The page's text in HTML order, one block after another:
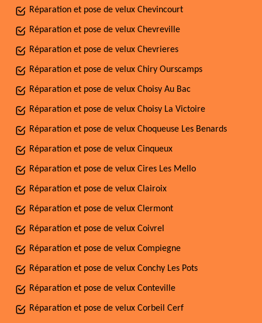
Réparation et pose de velux Chevincourt
Réparation et pose de velux Chevreville
Réparation et pose de velux Chevrieres
Réparation et pose de velux Chiry Ourscamps
Réparation et pose de velux Choisy Au Bac
Réparation et pose de velux Choisy La Victoire
Réparation et pose de velux Choqueuse Les Benards
Réparation et pose de velux Cinqueux
Réparation et pose de velux Cires Les Mello
Réparation et pose de velux Clairoix
Réparation et pose de velux Clermont
Réparation et pose de velux Coivrel
Réparation et pose de velux Compiegne
Réparation et pose de velux Conchy Les Pots
Réparation et pose de velux Conteville
Réparation et pose de velux Corbeil Cerf